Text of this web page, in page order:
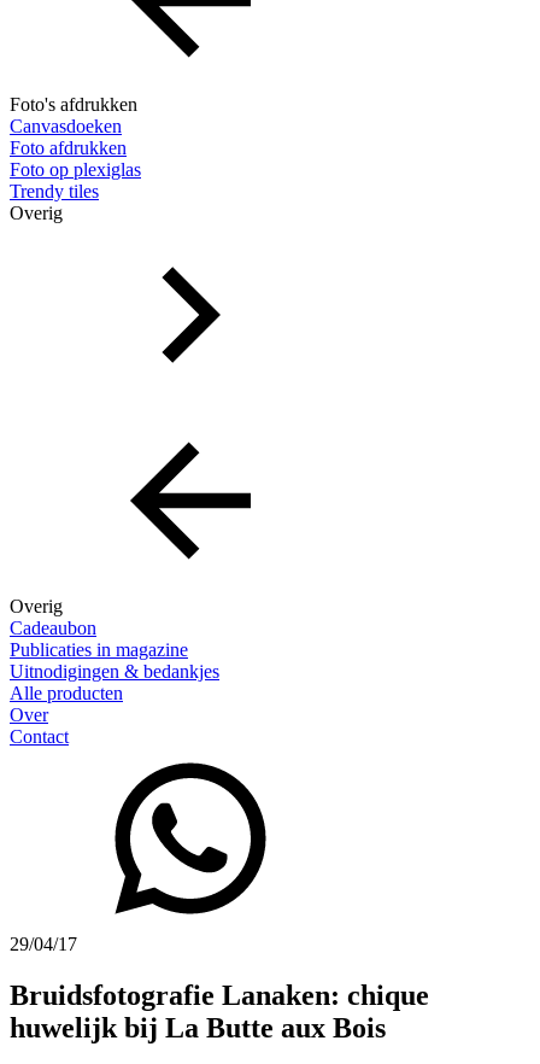
Foto's afdrukken
Canvasdoeken
Foto afdrukken
Foto op plexiglas
Trendy tiles
Overig
Overig
Cadeaubon
Publicaties in magazine
Uitnodigingen & bedankjes
Alle producten
Over
Contact
29/04/17
Bruidsfotografie Lanaken: chique
huwelijk bij La Butte aux Bois